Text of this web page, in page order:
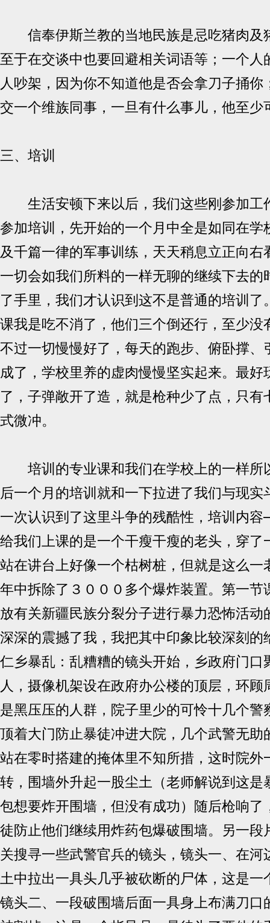
信奉伊斯兰教的当地民族是忌吃猪肉及
至于在交谈中也要回避相关词语等；一个人
人吵架，因为你不知道他是否会拿刀子捅你
交一个维族同事，一旦有什么事儿，他至少
三、培训
生活安顿下来以后，我们这些刚参加工
参加培训，先开始的一个月中全是如同在学
及千篇一律的军事训练，天天稍息立正向右
一切会如我们所料的一样无聊的继续下去的
了手里，我们才认识到这不是普通的培训了
课我是吃不消了，他们三个倒还行，至少没
不过一切慢慢好了，每天的跑步、俯卧撑、
成了，学校里养的虚肉慢慢坚实起来。最好
了，子弹敞开了造，就是枪种少了点，只有
式微冲。
培训的专业课和我们在学校上的一样所
后一个月的培训就和一下拉进了我们与现实
一次认识到了这里斗争的残酷性，培训内
给我们上课的是一个干瘦干瘦的老头，穿了
站在讲台上好像一个枯树桩，但就是这么一
年中拆除了３０００多个爆炸装置。第一节
放有关新疆民族分裂分子进行暴力恐怖活动
深深的震撼了我，我把其中印象比较深刻的
仁乡暴乱：乱糟糟的镜头开始，乡政府门口
人，摄像机架设在政府办公楼的顶层，环顾
是黑压压的人群，院子里少的可怜十几个警
顶着大门防止暴徒冲进大院，几个武警无助
站在零时搭建的掩体里不知所措，这时院外
转，围墙外升起一股尘土（老师解说到这是
包想要炸开围墙，但没有成功）随后枪响了
徒防止他们继续用炸药包爆破围墙。另一段
关搜寻一些武警官兵的镜头，镜头一、在河
土中拉出一具头几乎被砍断的尸体，这是一
镜头二、一段破围墙后面一具身上布满刀口